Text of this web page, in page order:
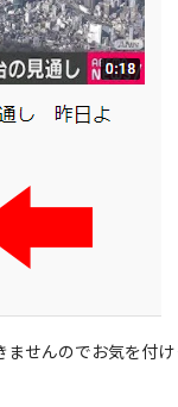
せんのでお気を付